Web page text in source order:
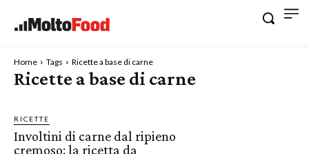
Home Tags Ricette a base di carne
Ricette a base di carne
RICETTE
Involtini di carne dal ripieno
cremoso: la ricetta da